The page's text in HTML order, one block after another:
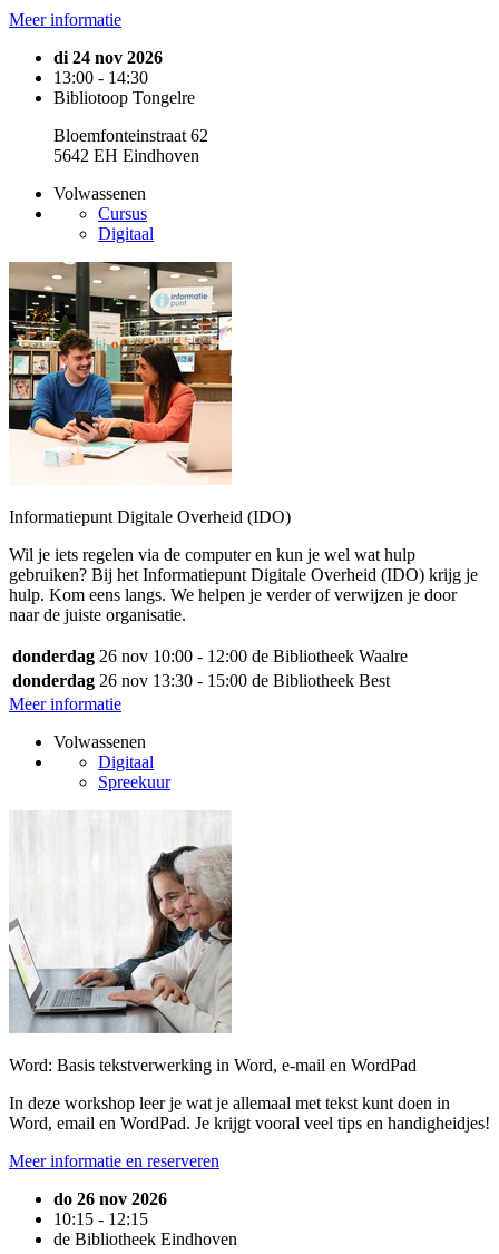
Meer informatie
di 24 nov 2026
13:00 - 14:30
Bibliotoop Tongelre
Bloemfonteinstraat 62
5642 EH Eindhoven
Volwassenen
Cursus
Digitaal
Informatiepunt Digitale Overheid (IDO)
Wil je iets regelen via de computer en kun je wel wat hulp
gebruiken? Bij het Informatiepunt Digitale Overheid (IDO) krijg je
hulp. Kom eens langs. We helpen je verder of verwijzen je door
naar de juiste organisatie.
donderdag 26 nov 10:00 - 12:00 de Bibliotheek Waalre
donderdag 26 nov 13:30 - 15:00 de Bibliotheek Best
Meer informatie
Volwassenen
Digitaal
Spreekuur
Word: Basis tekstverwerking in Word, e-mail en WordPad
In deze workshop leer je wat je allemaal met tekst kunt doen in
Word, email en WordPad. Je krijgt vooral veel tips en handigheidjes!
Meer informatie en reserveren
do 26 nov 2026
10:15 - 12:15
de Bibliotheek Eindhoven